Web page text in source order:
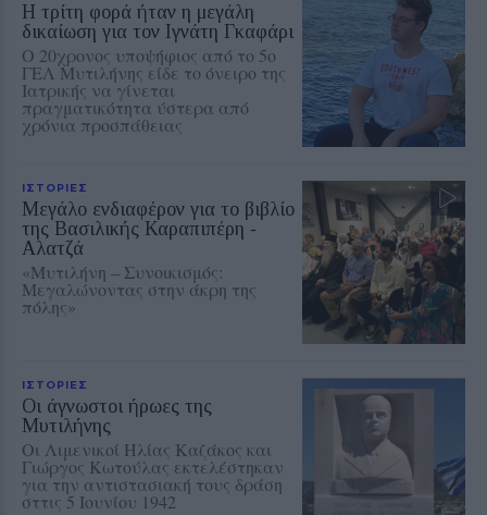
Η τρίτη φορά ήταν η μεγάλη
δικαίωση για τον Ιγνάτη Γκαφάρι
Ο 20χρονος υποψήφιος από το 5ο
ΓΕΛ Μυτιλήνης είδε το όνειρο της
Ιατρικής να γίνεται
πραγματικότητα ύστερα από
χρόνια προσπάθειας
ΙΣΤΟΡΙΕΣ
Μεγάλο ενδιαφέρον για το βιβλίο
της Βασιλικής Καραπιπέρη ‑
Αλατζά
«Μυτιλήνη – Συνοικισμός:
Μεγαλώνοντας στην άκρη της
πόλης»
ΙΣΤΟΡΙΕΣ
Οι άγνωστοι ήρωες της
Μυτιλήνης
Οι Λιμενικοί Ηλίας Καζάκος και
Γιώργος Κωτούλας εκτελέστηκαν
για την αντιστασιακή τους δράση
σττις 5 Ιουνίου 1942